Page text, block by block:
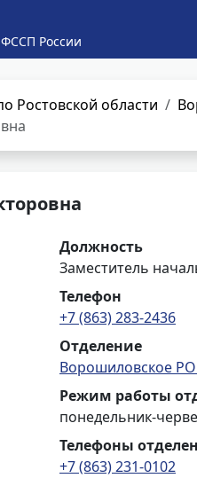
России
Ростовской области
Должность
Заместитель
Телефон
+7 (863) 283-2436
Отделение
Ворошиловское
Режим работы
понедельник-
Телефоны
+7 (863) 231-0102